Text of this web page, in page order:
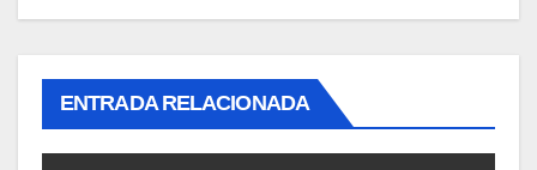
ENTRADA RELACIONADA